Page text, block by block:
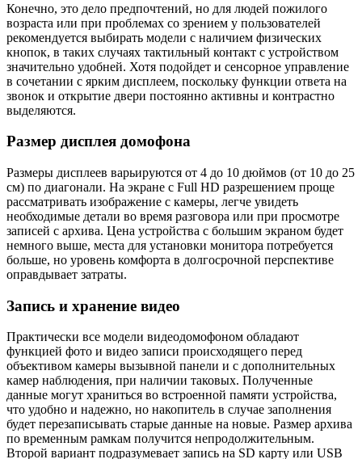
Конечно, это дело предпочтений, но для людей пожилого
возраста или при проблемах со зрением у пользователей
рекомендуется выбирать модели с наличием физических
кнопок, в таких случаях тактильный контакт с устройством
значительно удобней. Хотя подойдет и сенсорное управление
в сочетании с ярким дисплеем, поскольку функции ответа на
звонок и открытие двери постоянно активны и контрастно
выделяются.
Размер дисплея домофона
Размеры дисплеев варьируются от 4 до 10 дюймов (от 10 до 25
см) по диагонали. На экране с Full HD разрешением проще
рассматривать изображение с камеры, легче увидеть
необходимые детали во время разговора или при просмотре
записей с архива. Цена устройства с большим экраном будет
немного выше, места для установки монитора потребуется
больше, но уровень комфорта в долгосрочной перспективе
оправдывает затраты.
Запись и хранение видео
Практически все модели видеодомофоном обладают
функцией фото и видео записи происходящего перед
объективом камеры вызывной панели и с дополнительных
камер наблюдения, при наличии таковых. Полученные
данные могут храниться во встроенной памяти устройства,
что удобно и надежно, но накопитель в случае заполнения
будет перезаписывать старые данные на новые. Размер архива
по временным рамкам получится непродолжительным.
Второй вариант подразумевает запись на SD карту или USB